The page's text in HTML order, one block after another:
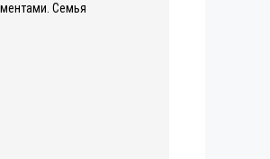
Семья